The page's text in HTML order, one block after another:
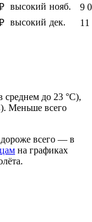
высокий нояб.
9
высокий дек. 11
среднем до 23 °C),
Меньше всего
всего — в
на графиках